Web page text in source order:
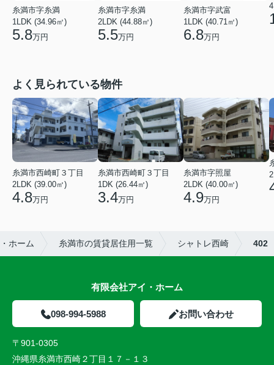
糸満市字糸満
1LDK (34.96㎡)
5.8万円
糸満市字糸満
2LDK (44.88㎡)
5.5万円
糸満市字武富
1LDK (40.71㎡)
6.8万円
よく見られている物件
糸満市西崎町３丁目
2LDK (39.00㎡)
4.8万円
糸満市西崎町３丁目
1DK (26.44㎡)
3.4万円
糸満市字照屋
2LDK (40.00㎡)
4.9万円
ホーム 糸満市の賃貸居住用一覧 シャトレ西崎 402
有限会社アイ・ホーム
098-994-5988 お問い合わせ
〒901-0305
沖縄県糸満市西崎２丁目１７－１３